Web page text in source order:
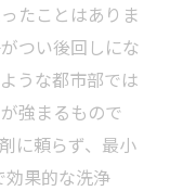
たことはありま
つい後回しにな
うな都市部では
強まるもので
に頼らず、最小
効果的な洗浄